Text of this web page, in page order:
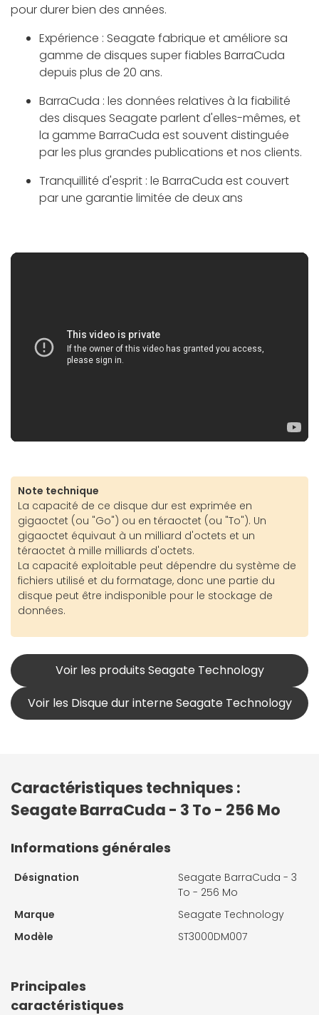
pour durer bien des années.
Expérience : Seagate fabrique et améliore sa
gamme de disques super fiables BarraCuda
depuis plus de 20 ans.
BarraCuda : les données relatives à la fiabilité
des disques Seagate parlent d'elles-mêmes, et
la gamme BarraCuda est souvent distinguée
par les plus grandes publications et nos clients.
Tranquillité d'esprit : le BarraCuda est couvert
par une garantie limitée de deux ans
Note technique
La capacité de ce disque dur est exprimée en
gigaoctet (ou "Go") ou en téraoctet (ou "To"). Un
gigaoctet équivaut à un milliard d'octets et un
téraoctet à mille milliards d'octets.
La capacité exploitable peut dépendre du système de
fichiers utilisé et du formatage, donc une partie du
disque peut être indisponible pour le stockage de
données.
Voir les produits Seagate Technology
Voir les Disque dur interne Seagate Technology
Caractéristiques techniques :
Seagate BarraCuda - 3 To - 256 Mo
Informations générales
Désignation
Seagate BarraCuda - 3
To - 256 Mo
Marque
Seagate Technology
Modèle
ST3000DM007
Principales
caractéristiques